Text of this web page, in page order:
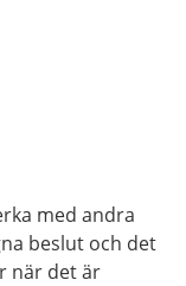
med andra
beslut och det
när det är